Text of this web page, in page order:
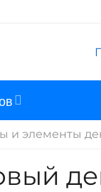
и элементы